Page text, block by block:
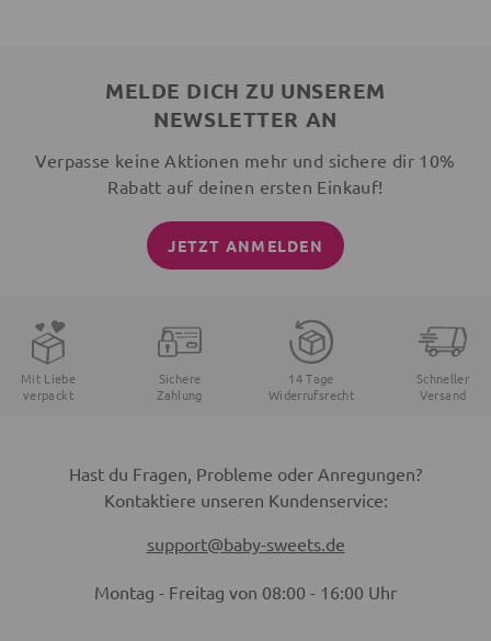
MELDE DICH ZU UNSEREM
NEWSLETTER AN
Verpasse keine Aktionen mehr und sichere dir 10%
Rabatt auf deinen ersten Einkauf!
JETZT ANMELDEN
Mit Liebe
verpackt
Sichere
Zahlung
14 Tage
Widerrufsrecht
Schneller
Versand
Hast du Fragen, Probleme oder Anregungen?
Kontaktiere unseren Kundenservice:
support@baby-sweets.de
Montag - Freitag von 08:00 - 16:00 Uhr